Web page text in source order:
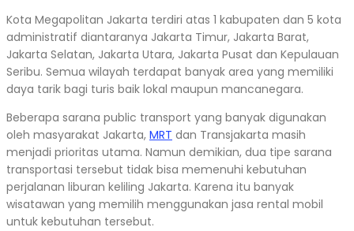
Kota Megapolitan Jakarta terdiri atas 1 kabupaten dan 5 kota
administratif diantaranya Jakarta Timur, Jakarta Barat,
Jakarta Selatan, Jakarta Utara, Jakarta Pusat dan Kepulauan
Seribu. Semua wilayah terdapat banyak area yang memiliki
daya tarik bagi turis baik lokal maupun mancanegara.
Beberapa sarana public transport yang banyak digunakan
oleh masyarakat Jakarta, MRT dan Transjakarta masih
menjadi prioritas utama. Namun demikian, dua tipe sarana
transportasi tersebut tidak bisa memenuhi kebutuhan
perjalanan liburan keliling Jakarta. Karena itu banyak
wisatawan yang memilih menggunakan jasa rental mobil
untuk kebutuhan tersebut.